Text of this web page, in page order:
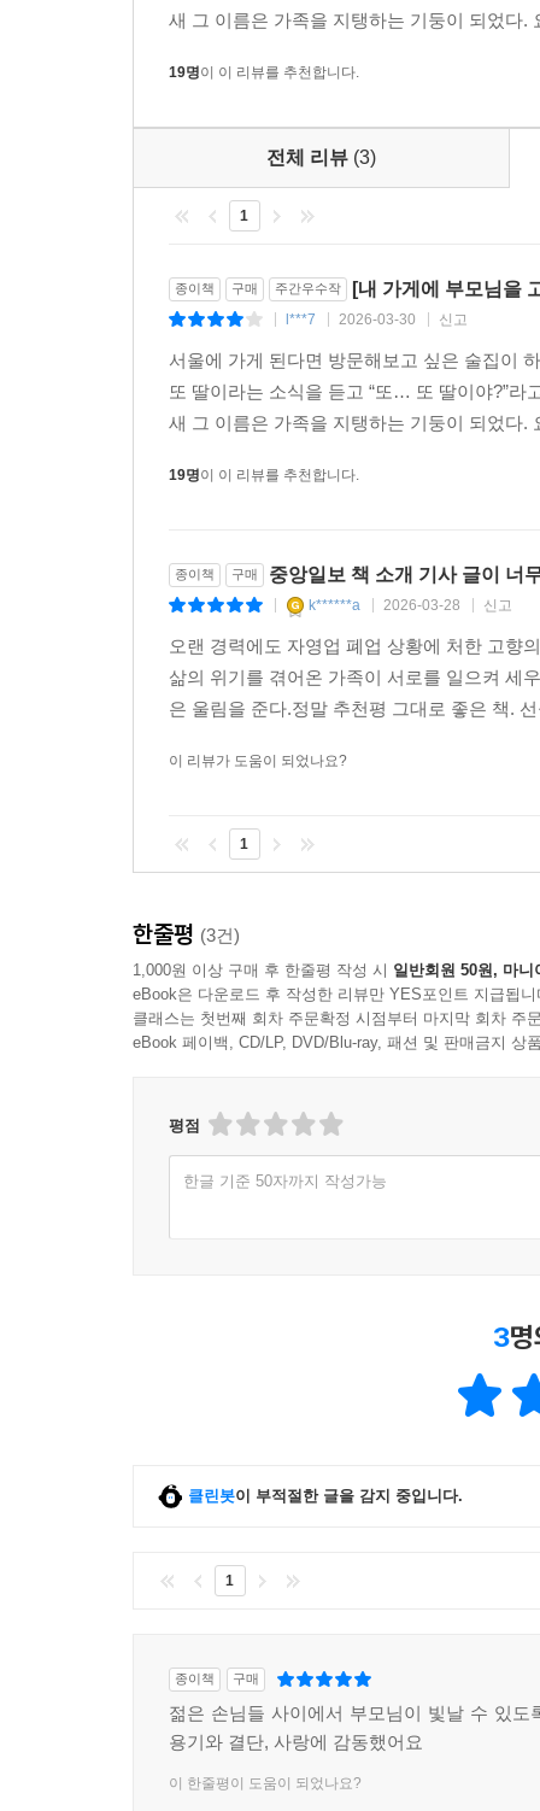
새 그 이름은 가족을 지탱하는 기둥이 되었다.
19명이 이 리뷰를 추천합니다.
전체 리뷰 (3)
1
종이책 구매 주간우수작 [내 가게에 부모님을
l***7 2026-03-30 신고
서울에 가게 된다면 방문해보고 싶은 술집이
또 딸이라는 소식을 듣고 “또… 또 딸이야?”라
새 그 이름은 가족을 지탱하는 기둥이 되었다.
19명이 이 리뷰를 추천합니다.
종이책 구매 중앙일보 책 소개 기사 글이 너
k******a 2026-03-28 신고
오랜 경력에도 자영업 폐업 상황에 처한 고향
삶의 위기를 겪어온 가족이 서로를 일으켜 세
은 울림을 준다.정말 추천평 그대로 좋은 책.
이 리뷰가 도움이 되었나요?
1
한줄평 (3건)
1,000원 이상 구매 후 한줄평 작성 시 일반회원 50원, 마니
eBook은 다운로드 후 작성한 리뷰만 YES포인트 지급됩니
클래스는 첫번째 회차 주문확정 시점부터 마지막 회차 주
eBook 페이백, CD/LP, DVD/Blu-ray, 패션 및 판매금지 상
평점
한글 기준 50자까지 작성가능
3
클린봇이 부적절한 글을 감지 중입니다.
1
종이책 구매
젊은 손님들 사이에서 부모님이 빛날 수 있도
용기와 결단, 사랑에 감동했어요
이 한줄평이 도움이 되었나요?